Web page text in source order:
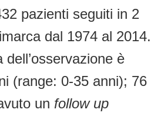
pazienti seguiti in 2
dal 1974 al 2014.
è
(range: 0-35 anni); 76
un follow up